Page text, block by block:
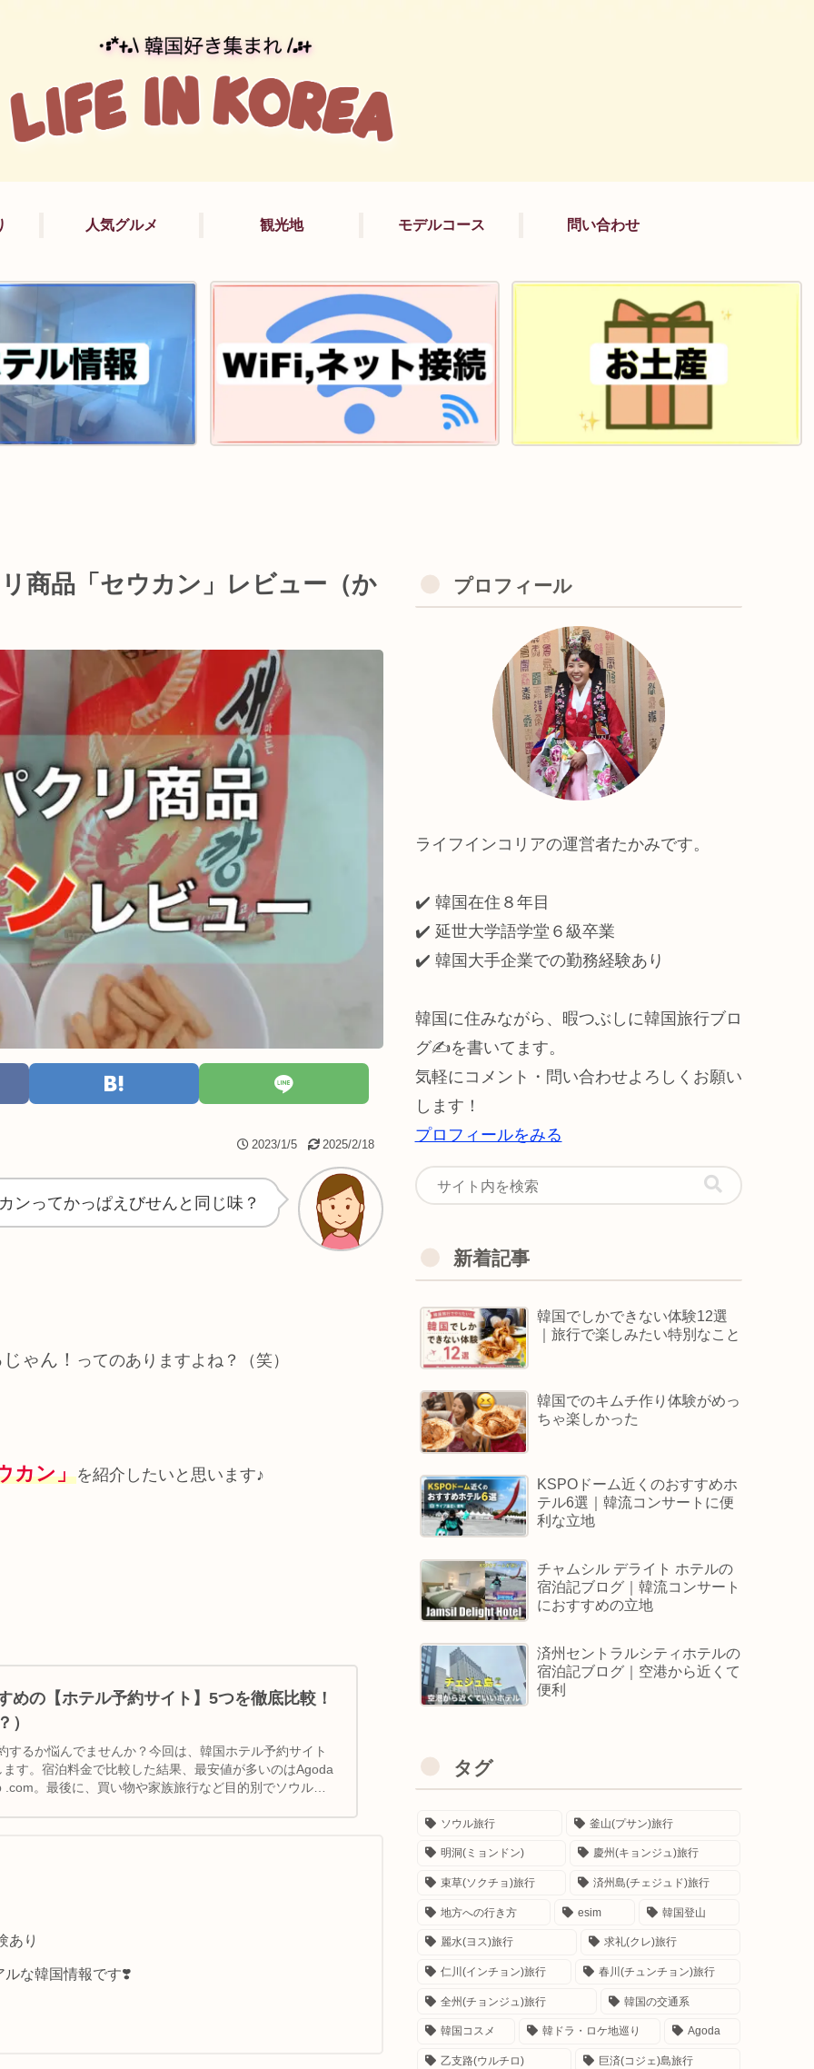
人気グルメ 観光地 モデルコース 問い合わせ
商品「セウカン」レビュー（か
2023/1/5 2025/2/18
ンってかっぱえびせんと同じ味？
ゃん！ ってのありますよね？（笑）
カン」を紹介したいと思います♪
めの【ホテル予約サイト】5つを徹底比較！
）
するか悩んでませんか？今回は、韓国ホテル予約サイト
す。宿泊料金で比較した結果、最安値が多いのはAgoda
。最後に、買い物や家族旅行など目的別でソウルの
あり
ルな韓国情報です❣️
プロフィール
ライフインコリアの運営者たかみです。
✔️ 韓国在住８年目
✔️ 延世大学語学堂６級卒業
✔️ 韓国大手企業での勤務経験あり
韓国に住みながら、暇つぶしに韓国旅行ブロ
グ✍️を書いてます。
気軽にコメント・問い合わせよろしくお願い
します！
プロフィールをみる
新着記事
韓国でしかできない体験12選
｜旅行で楽しみたい特別なこと
韓国でのキムチ作り体験がめっ
ちゃ楽しかった
KSPOドーム近くのおすすめホ
テル6選｜韓流コンサートに便
利な立地
チャムシル デライト ホテルの
宿泊記ブログ｜韓流コンサート
におすすめの立地
済州セントラルシティホテルの
宿泊記ブログ｜空港から近くて
便利
タグ
ソウル旅行 釜山(プサン)旅行
明洞(ミョンドン) 慶州(キョンジュ)旅行
束草(ソクチョ)旅行 済州島(チェジュド)旅行
地方への行き方 esim 韓国登山
麗水(ヨス)旅行 求礼(クレ)旅行
仁川(インチョン)旅行 春川(チュンチョン)旅行
全州(チョンジュ)旅行 韓国の交通系
韓国コスメ 韓ドラ・ロケ地巡り Agoda
乙支路(ウルチロ) 巨済(コジェ)島旅行